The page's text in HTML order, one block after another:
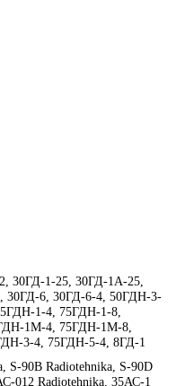
30ГД-1-25, 30ГД-1А-25,
30ГД-6, 30ГД-6-4, 50ГДН-3-
1-4, 75ГДН-1-8,
1М-4, 75ГДН-1М-8,
3-4, 75ГДН-5-4, 8ГД-1
S‑90B Radiotehnika, S‑90D
Radiotehnika, 35АС‑1